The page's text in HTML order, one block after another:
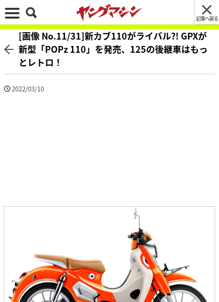
記事へ戻る
[画像 No.11/31]新カブ110がライバル?! GPXが
新型「POPz 110」を発売、125の後継車はもっ
とレトロ！
2022/03/10